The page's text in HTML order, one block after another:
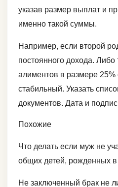
указав размер выплат и
именно такой суммы.
Например, если второй
постоянного дохода. Либо
алиментов в размере 25%
стабильный. Указать
документов. Дата и
Похожие
Что делать если муж не
общих детей, рожденных
Не заключенный брак не